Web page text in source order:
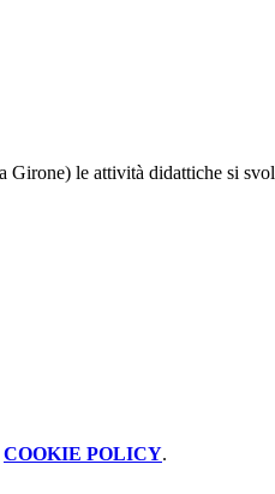
le attività didattiche si
COOKIE POLICY.